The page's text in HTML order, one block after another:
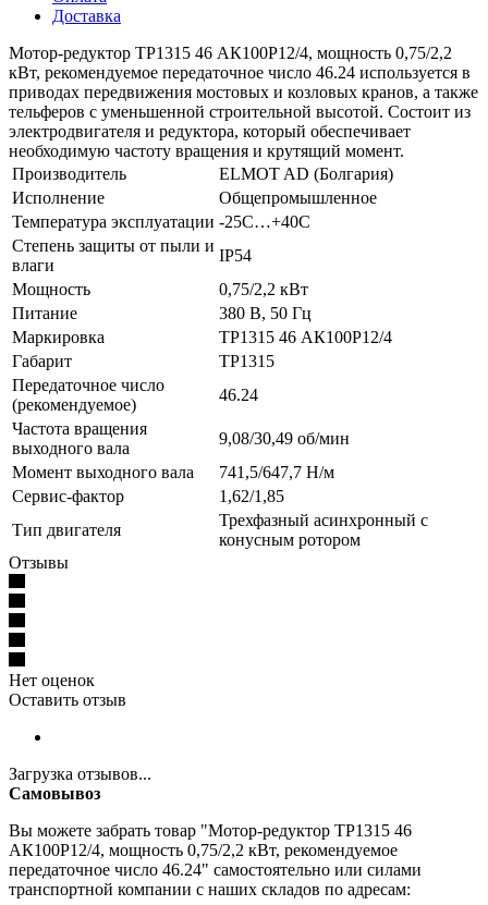
Доставка
Мотор-редуктор ТР1315 46 АК100P12/4, мощность 0,75/2,2
кВт, рекомендуемое передаточное число 46.24 используется в
приводах передвижения мостовых и козловых кранов, а также
тельферов с уменьшенной строительной высотой. Состоит из
электродвигателя и редуктора, который обеспечивает
необходимую частоту вращения и крутящий момент.
Производитель
ELMOT AD (Болгария)
Исполнение
Общепромышленное
Температура эксплуатации -25С…+40С
Степень защиты от пыли и
влаги
IP54
Мощность
0,75/2,2 кВт
Питание
380 В, 50 Гц
Маркировка
ТР1315 46 АК100P12/4
Габарит
ТР1315
Передаточное число
(рекомендуемое)
46.24
Частота вращения
выходного вала
9,08/30,49 об/мин
Момент выходного вала
741,5/647,7 Н/м
Сервис-фактор
1,62/1,85
Тип двигателя
Трехфазный асинхронный с
конусным ротором
Отзывы
Нет оценок
Оставить отзыв
Загрузка отзывов...
Самовывоз
Вы можете забрать товар "Мотор-редуктор ТР1315 46
АК100P12/4, мощность 0,75/2,2 кВт, рекомендуемое
передаточное число 46.24" самостоятельно или силами
транспортной компании с наших складов по адресам: